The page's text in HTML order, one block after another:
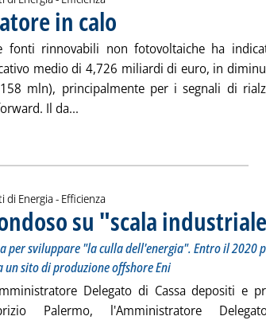
in calo
fonti rinnovabili non fotovoltaiche ha
medio di 4,726 miliardi di euro, in
mln), principalmente per i segnali di
Il da... Leggi tutta la notizia: 'Incentivi
di Energia - Efficienza
su "scala
per sviluppare "la culla dell'energia". Entro il 2020
sito di produzione offshore Eni
Delegato di Cassa depositi e
Palermo, l'Amministratore